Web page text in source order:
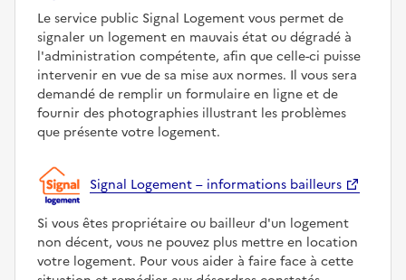
Le service public Signal Logement vous permet de
signaler un logement en mauvais état ou dégradé à
l'administration compétente, afin que celle-ci puisse
intervenir en vue de sa mise aux normes. Il vous sera
demandé de remplir un formulaire en ligne et de
fournir des photographies illustrant les problèmes
que présente votre logement.
Signal Logement – informations bailleurs
Si vous êtes propriétaire ou bailleur d'un logement
non décent, vous ne pouvez plus mettre en location
votre logement. Pour vous aider à faire face à cette